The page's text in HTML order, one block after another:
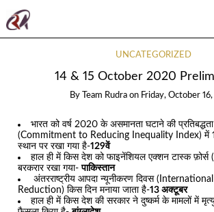
UNCATEGORIZED
14 & 15 October 2020
By Team Rudra on Friday, October
भारत को वर्ष 2020 के असमानता घटाने की
(Commitment to Reducing Inequality Index) में
स्थान पर रखा गया है-129वें
हाल ही में किस देश को फाइनेंशियल एक्शन टास्क फ़ोर्स
बरकरार रखा गया-पाकिस्तान
अंतरराष्ट्रीय आपदा न्यूनीकरण दिवस
Reduction) किस दिन मनाया जाता है-13 अक्टूबर
हाल ही में किस देश की सरकार ने दुष्कर्म के मामलों में